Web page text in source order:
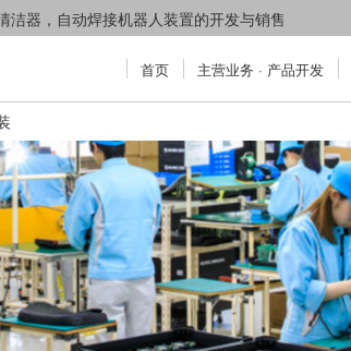
器，自动焊接机器人装置的开发与销售
首页 主营业务 · 产品开发